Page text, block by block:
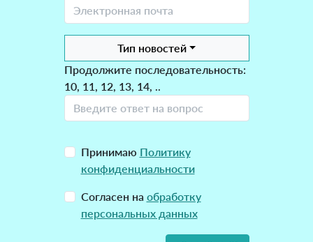
Тип новостей
Продолжите последовательность:
10, 11, 12, 13, 14, ..
Принимаю Политику
конфиденциальности
Согласен на обработку
персональных данных